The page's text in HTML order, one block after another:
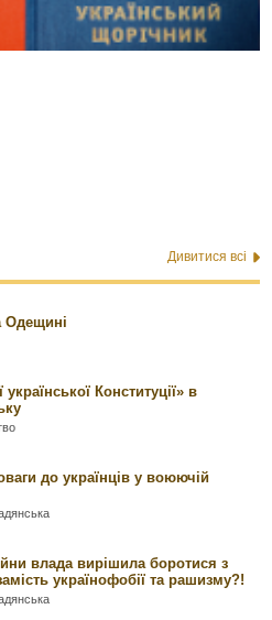
Дивитися всі
Одещині
української Конституції» в
до українців у воюючій
влада вирішила боротися з
українофобії та рашизму?!